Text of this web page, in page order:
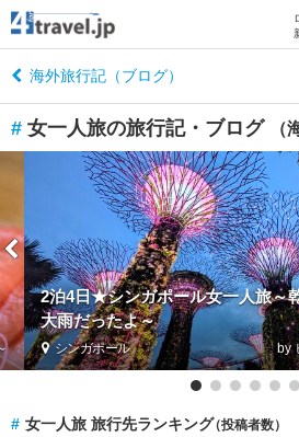
海外旅行記（ブログ）
# 女一人旅の旅行記・ブログ （
2泊4日★シンガポール女一人旅～
大雨だったよ～
シンガポール by
# 女一人旅 旅行先ランキング（投稿者数）
海